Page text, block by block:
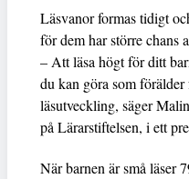
Läsvanor formas tidigt
för dem har större chans
– Att läsa högt för ditt
du kan göra som
läsutveckling, säger
på Lärarstiftelsen, i ett
När barnen är små läser